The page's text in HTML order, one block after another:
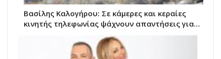
Βασίλης Καλογήρου: Σε κάμερες και κεραίες
κινητής τηλεφωνίας ψάχνουν απαντήσεις για…